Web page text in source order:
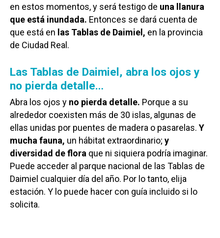
en estos momentos, y será testigo de una llanura
que está inundada. Entonces se dará cuenta de
que está en las Tablas de Daimiel, en la provincia
de Ciudad Real.
Las Tablas de Daimiel, abra los ojos y
no pierda detalle…
Abra los ojos y no pierda detalle. Porque a su
alrededor coexisten más de 30 islas, algunas de
ellas unidas por puentes de madera o pasarelas. Y
mucha fauna, un hábitat extraordinario; y
diversidad de flora que ni siquiera podría imaginar.
Puede acceder al parque nacional de las Tablas de
Daimiel cualquier día del año. Por lo tanto, elija
estación. Y lo puede hacer con guía incluido si lo
solicita.